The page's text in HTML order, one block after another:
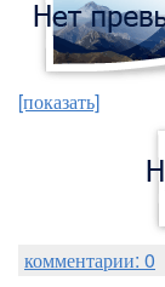
[показать]
комментарии: 0